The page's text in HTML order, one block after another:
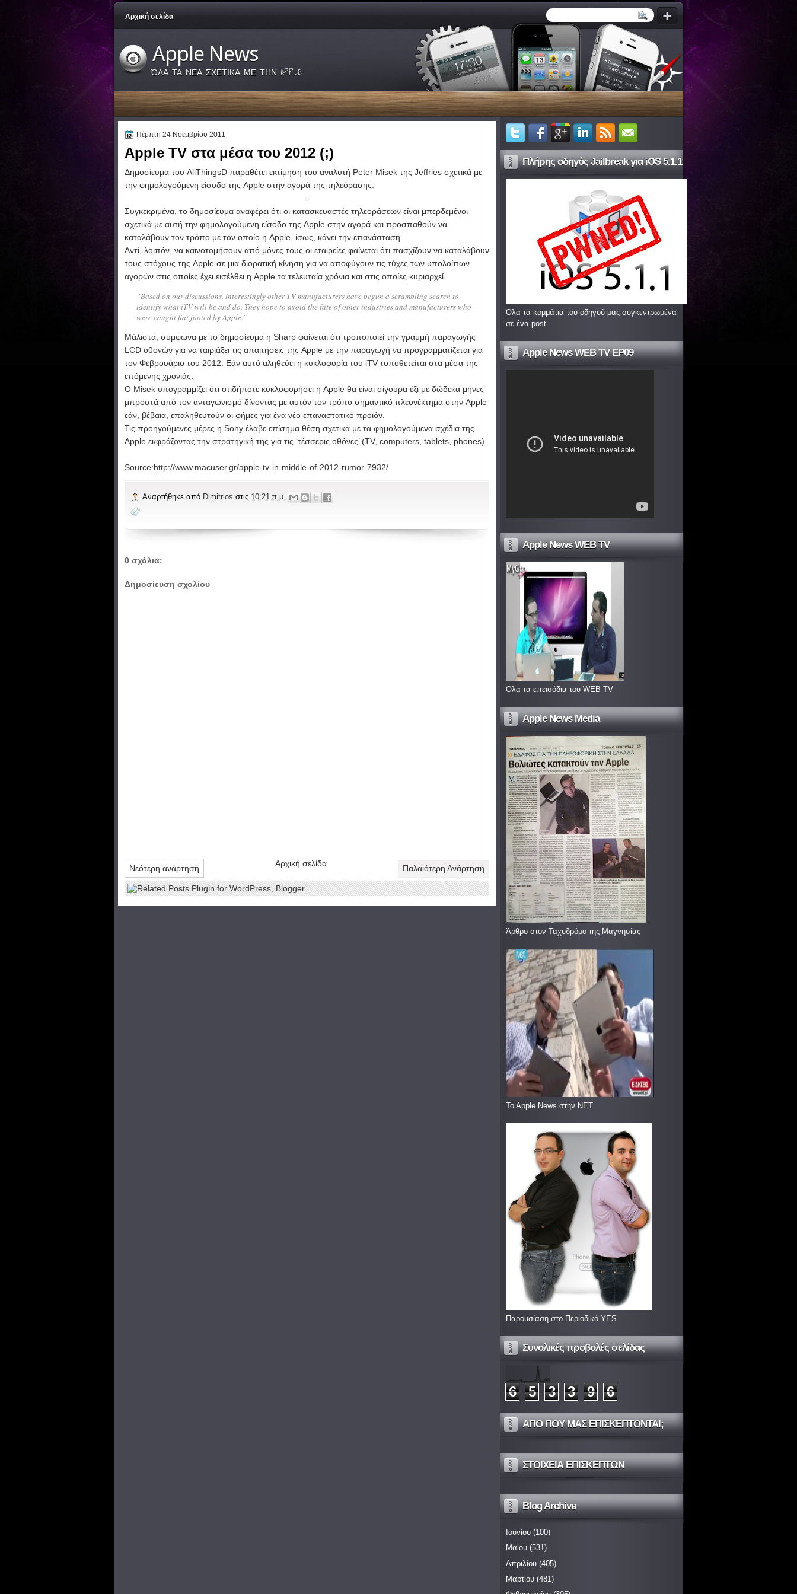
Αρχική σελίδα
Apple News
ΌΛΑ ΤΑ ΝΕΑ ΣΧΕΤΙΚΑ ΜΕ ΤΗΝ APPLE
Πέμπτη 24 Νοεμβρίου 2011
Apple TV στα μέσα του 2012 (;)
Δημοσίευμα του AllThingsD παραθέτει εκτίμηση του αναλυτή Peter Misek της Jeffries σχετικά με
την φημολογούμενη είσοδο της Apple στην αγορά της τηλεόρασης.
Συγκεκριμένα, το δημοσίευμα αναφέρει ότι οι κατασκευαστές τηλεοράσεων είναι μπερδεμένοι
σχετικά με αυτή την φημολογούμενη είσοδο της Apple στην αγορά και προσπαθούν να
καταλάβουν τον τρόπο με τον οποίο η Apple, ίσως, κάνει την επανάσταση.
Αντί, λοιπόν, να καινοτομήσουν από μόνες τους οι εταιρείες φαίνεται ότι πασχίζουν να καταλάβουν
τους στόχους της Apple σε μια διορατική κίνηση για να αποφύγουν τις τύχες των υπολοίπων
αγορών στις οποίες έχει εισέλθει η Apple τα τελευταία χρόνια και στις οποίες κυριαρχεί.
“Based on our discussions, interestingly other TV manufacturers have begun a scrambling search to
identify what iTV will be and do. They hope to avoid the fate of other industries and manufacturers who
were caught flat footed by Apple.”
Μάλιστα, σύμφωνα με το δημοσίευμα η Sharp φαίνεται ότι τροποποιεί την γραμμή παραγωγής
LCD οθονών για να ταιριάξει τις απαιτήσεις της Apple με την παραγωγή να προγραμματίζεται για
τον Φεβρουάριο του 2012. Εάν αυτό αληθεύει η κυκλοφορία του iTV τοποθετείται στα μέσα της
επόμενης χρονιάς.
Ο Misek υπογραμμίζει ότι οτιδήποτε κυκλοφορήσει η Apple θα είναι σίγουρα έξι με δώδεκα μήνες
μπροστά από τον ανταγωνισμό δίνοντας με αυτόν τον τρόπο σημαντικό πλεονέκτημα στην Apple
εάν, βέβαια, επαληθευτούν οι φήμες για ένα νέο επαναστατικό προϊόν.
Τις προηγούμενες μέρες η Sony έλαβε επίσημα θέση σχετικά με τα φημολογούμενα σχέδια της
Apple εκφράζοντας την στρατηγική της για τις ‘τέσσερις οθόνες’ (TV, computers, tablets, phones).
Source:http://www.macuser.gr/apple-tv-in-middle-of-2012-rumor-7932/
Αναρτήθηκε από Dimitrios στις 10:21 π.μ.
0 σχόλια:
Δημοσίευση σχολίου
Νεότερη ανάρτηση Παλαιότερη Ανάρτηση
Αρχική σελίδα
Πλήρης οδηγός Jailbreak για iOS 5.1.1
Όλα τα κομμάτια του οδηγού μας συγκεντρωμένα
σε ένα post
Apple News WEB TV EP09
Apple News WEB TV
Όλα τα επεισόδια του WEB TV
Apple News Media
Άρθρο στον Ταχυδρόμο της Μαγνησίας
To Apple News στην ΝΕΤ
Παρουσίαση στο Περιοδικό YES
Συνολικές προβολές σελίδας
6 5 3 3 9 6
ΑΠΟ ΠΟΥ ΜΑΣ ΕΠΙΣΚΕΠΤΟΝΤΑΙ;
ΣΤΟΙΧΕΙΑ ΕΠΙΣΚΕΠΤΩΝ
Blog Archive
Ιουνίου (100)
Μαΐου (531)
Απριλίου (405)
Μαρτίου (481)